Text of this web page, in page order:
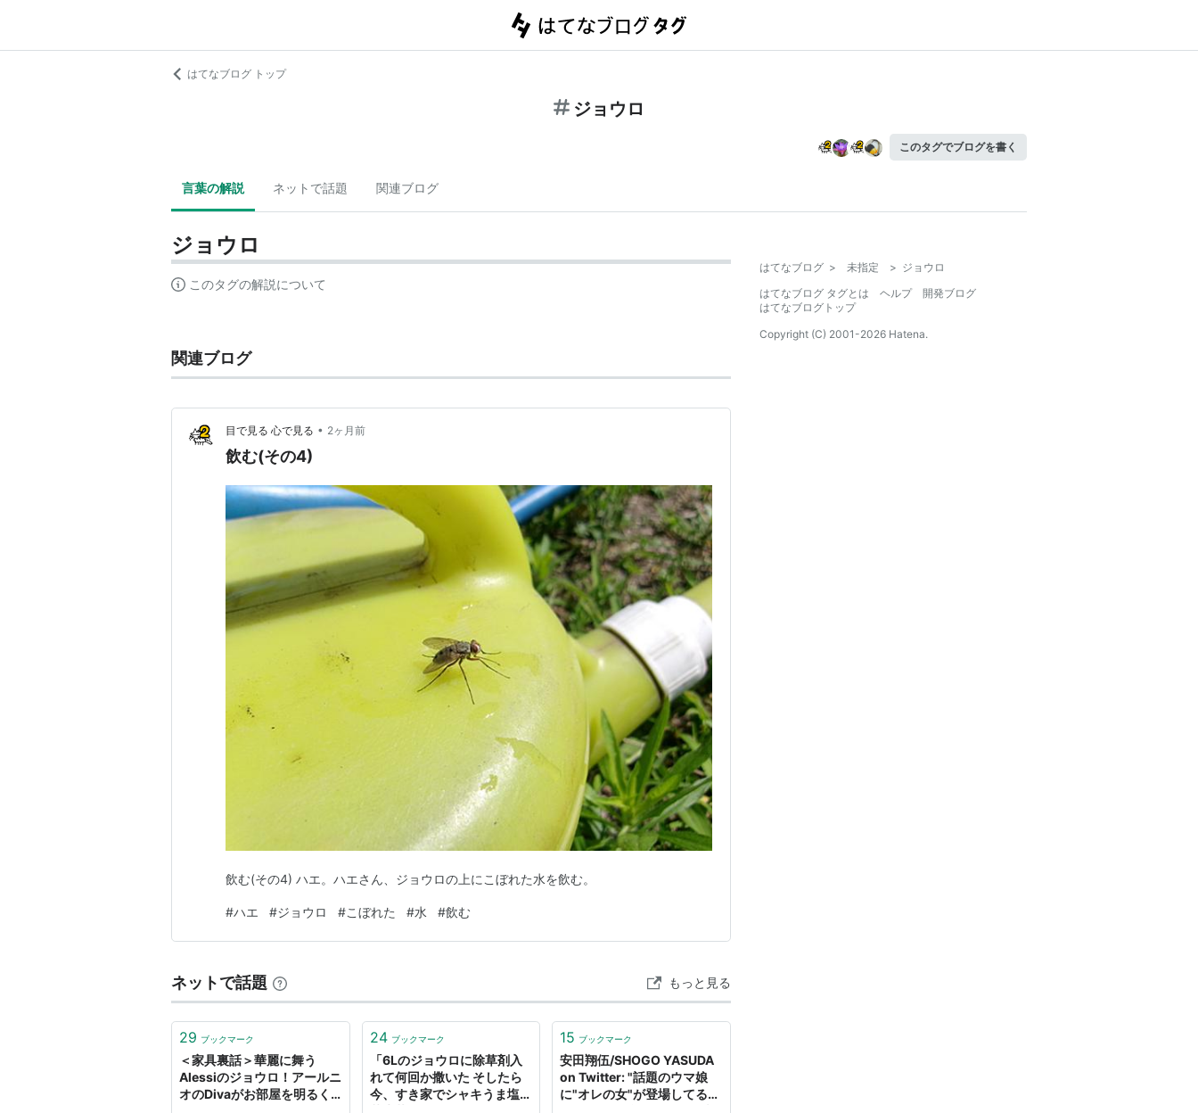
はてなブログ トップ
ジョウロ
このタグでブログを書く
言葉の解説 ネットで話題 関連ブログ
ジョウロ
このタグの解説について
関連ブログ
目で見る 心で見る • 2ヶ月前
飲む(その4)
飲む(その4) ハエ。ハエさん、ジョウロの上にこぼれた水を飲む。
#ハエ #ジョウロ #こぼれた #水 #飲む
ネットで話題 もっと見る
29 ブックマーク
＜家具裏話＞華麗に舞う
Alessiのジョウロ！アールニ
オのDivaがお部屋を明るく
24 ブックマーク
「6Lのジョウロに除草剤入
れて何回か撒いた そしたら
今、すき家でシャキうま塩野
15 ブックマーク
安田翔伍/SHOGO YASUDA
on Twitter: "話題のウマ娘
に"オレの女"が登場してるよ
はてなブログ > 未指定 > ジョウロ
はてなブログ タグとは
ヘルプ
開発ブログ
はてなブログトップ
Copyright (C) 2001-2026 Hatena.